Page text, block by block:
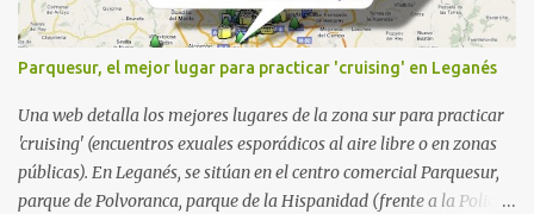
Parquesur, el mejor lugar para practicar 'cruising' en Leganés
Una web detalla los mejores lugares de la zona sur para practicar
'cruising' (encuentros exuales esporádicos al aire libre o en zonas
públicas). En Leganés, se sitúan en el centro comercial Parquesur,
parque de Polvoranca, parque de la Hispanidad (frente a la Policía